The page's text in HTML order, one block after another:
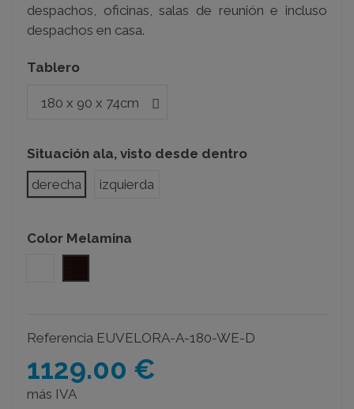
despachos, oficinas, salas de reunión e incluso
despachos en casa.
Tablero
Situación ala, visto desde dentro
derecha
izquierda
Color Melamina
Referencia EUVELORA-A-180-WE-D
1129.00 €
más IVA